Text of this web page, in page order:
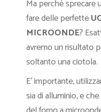
Ma perché sprecare
fare delle perfette
MICROONDE?
avremo un risultato
soltanto una ciotola.
E’ importante,
sia di alluminio, e